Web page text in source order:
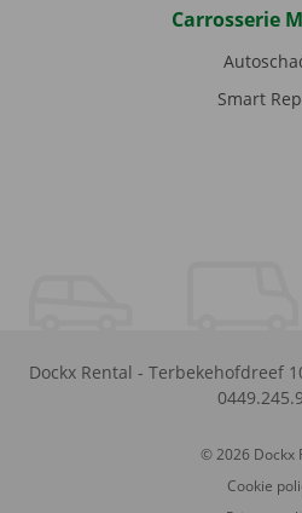
Carrosserie
Smart
Dockx Rental - Terbekehofdreef
© 2026 Dockx
Cookie